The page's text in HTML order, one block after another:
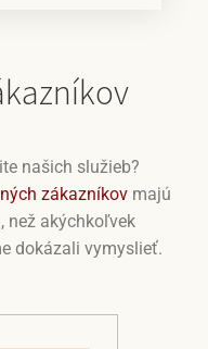
našich služieb?
zákazníkovmajú
než akýchkoľvek
dokázali vymyslieť.